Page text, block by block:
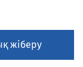
жіберу